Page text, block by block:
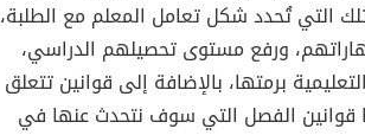
التي تُحدد شكل تعامل المعلم مع الطلبة،
ورفع مستوى تحصيلهم الدراسي،
برمتها، بالإضافة إلى قوانين تتعلق
قوانين الفصل التي سوف نتحدث عنها في